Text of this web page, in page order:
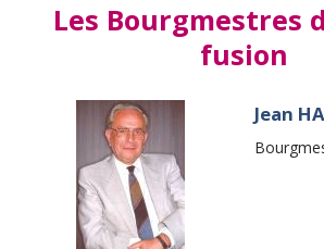
Les Bourgmestres
fusion
Jean